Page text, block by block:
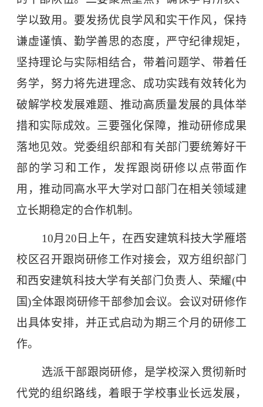
学以致用。要发扬优良学风和实干作风，保持
谦虚谨慎、勤学善思的态度，严守纪律规矩，
坚持理论与实际相结合，带着问题学、带着任
务学，努力将先进理念、成功实践有效转化为
破解学校发展难题、推动高质量发展的具体举
措和实际成效。三要强化保障，推动研修成果
落地见效。党委组织部和有关部门要统筹好干
部的学习和工作，发挥跟岗研修以点带面作
用，推动同高水平大学对口部门在相关领域建
立长期稳定的合作机制。
10月20日上午，在西安建筑科技大学雁塔
校区召开跟岗研修工作对接会，双方组织部门
和西安建筑科技大学有关部门负责人、荣耀(中
国)全体跟岗研修干部参加会议。会议对研修作
出具体安排，并正式启动为期三个月的研修工
作。
选派干部跟岗研修，是学校深入贯彻新时
代党的组织路线，着眼于学校事业长远发展，